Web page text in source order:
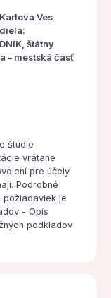
Ves
štátny
– mestská časť
štúdie
vrátane
pre účely
Podrobné
požiadaviek je
- Opis
podkladov